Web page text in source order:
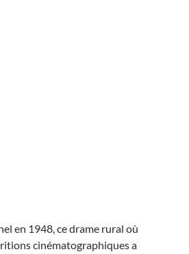
en 1948, ce drame rural où
cinématographiques a